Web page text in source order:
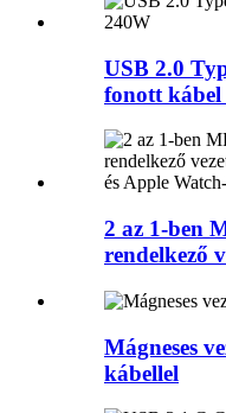
USB 2.0
fonott kábel
2 az 1-ben
rendelkező
Mágneses
kábellel